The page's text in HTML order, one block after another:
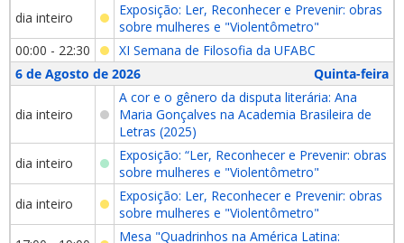
dia inteiro
Exposição: Ler, Reconhecer e Prevenir: obras
sobre mulheres e "Violentômetro"
00:00 - 22:30
XI Semana de Filosofia da UFABC
6 de Agosto de 2026
Quinta-feira
dia inteiro
A cor e o gênero da disputa literária: Ana
Maria Gonçalves na Academia Brasileira de
Letras (2025)
dia inteiro
Exposição: “Ler, Reconhecer e Prevenir: obras
sobre mulheres e "Violentômetro"
dia inteiro
Exposição: Ler, Reconhecer e Prevenir: obras
sobre mulheres e "Violentômetro"
Mesa "Quadrinhos na América Latina: